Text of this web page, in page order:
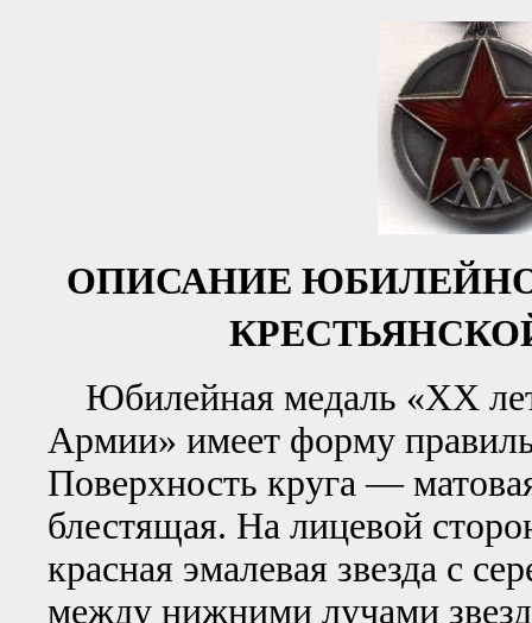
ОПИСАНИЕ
Юбилейная медаль «XX
Армии» имеет форму
Поверхность круга —
блестящая. На лицевой
красная эмалевая звезда с
между нижними лучами